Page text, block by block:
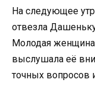
На следующее
отвезла
Молодая
выслушала её
точных вопросов